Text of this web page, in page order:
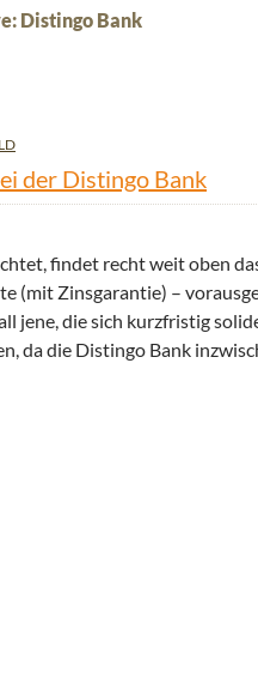
Distingo Bank
der Distingo Bank
findet recht weit oben
(mit Zinsgarantie) –
die sich kurzfristig
da die Distingo Bank
Bank